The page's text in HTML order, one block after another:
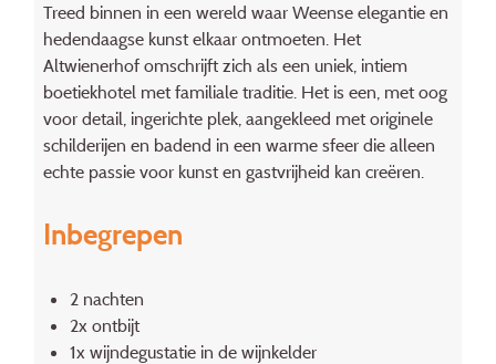
Treed binnen in een wereld waar Weense elegantie en
hedendaagse kunst elkaar ontmoeten. Het
Altwienerhof omschrijft zich als een uniek, intiem
boetiekhotel met familiale traditie. Het is een, met oog
voor detail, ingerichte plek, aangekleed met originele
schilderijen en badend in een warme sfeer die alleen
echte passie voor kunst en gastvrijheid kan creëren.
Inbegrepen
2 nachten
2x ontbijt
1x wijndegustatie in de wijnkelder